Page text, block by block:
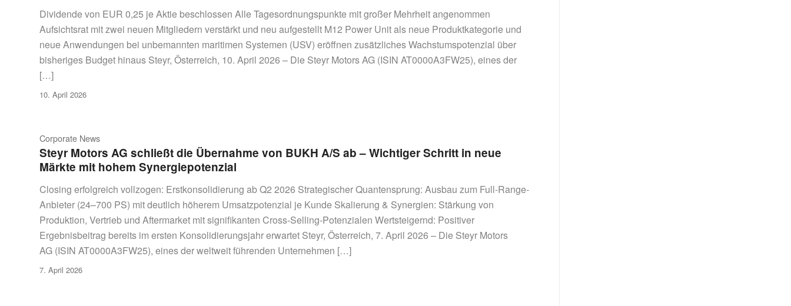
Dividende von EUR 0,25 je Aktie beschlossen Alle Tagesordnungspunkte mit großer Mehrheit angenommen
Aufsichtsrat mit zwei neuen Mitgliedern verstärkt und neu aufgestellt M12 Power Unit als neue Produktkategorie und
neue Anwendungen bei unbemannten maritimen Systemen (USV) eröffnen zusätzliches Wachstumspotenzial über
bisheriges Budget hinaus Steyr, Österreich, 10. April 2026 – Die Steyr Motors AG (ISIN AT0000A3FW25), eines der
[…]
10. April 2026
Corporate News
Steyr Motors AG schließt die Übernahme von BUKH A/S ab – Wichtiger Schritt in neue
Märkte mit hohem Synergiepotenzial
Closing erfolgreich vollzogen: Erstkonsolidierung ab Q2 2026 Strategischer Quantensprung: Ausbau zum Full-Range-
Anbieter (24–700 PS) mit deutlich höherem Umsatzpotenzial je Kunde Skalierung & Synergien: Stärkung von
Produktion, Vertrieb und Aftermarket mit signifikanten Cross-Selling-Potenzialen Wertsteigernd: Positiver
Ergebnisbeitrag bereits im ersten Konsolidierungsjahr erwartet Steyr, Österreich, 7. April 2026 – Die Steyr Motors
AG (ISIN AT0000A3FW25), eines der weltweit führenden Unternehmen […]
7. April 2026